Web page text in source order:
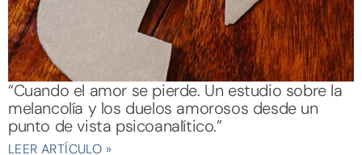
“Cuando el amor se pierde. Un estudio sobre la
melancolía y los duelos amorosos desde un
punto de vista psicoanalítico.”
LEER ARTÍCULO »